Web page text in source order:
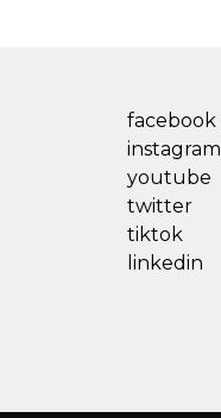
facebook
instagram
youtube
twitter
tiktok
linkedin